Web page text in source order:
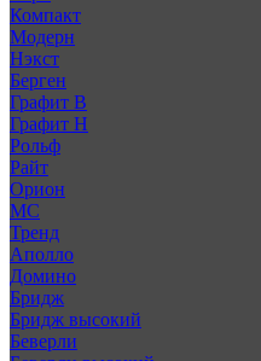
Компакт
Модерн
Нэкст
Берген
Графит В
Графит Н
Рольф
Райт
Орион
МС
Тренд
Аполло
Домино
Бридж
Бридж высокий
Беверли